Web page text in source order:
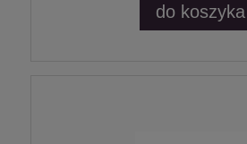
do koszyka